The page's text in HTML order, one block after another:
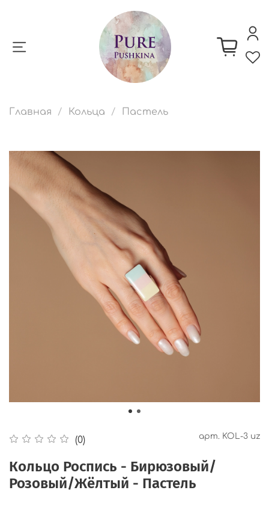
Главная Кольца Пастель
(0) арт. KOL-3 uz
Кольцо Роспись - Бирюзовый/
Розовый/Жёлтый - Пастель